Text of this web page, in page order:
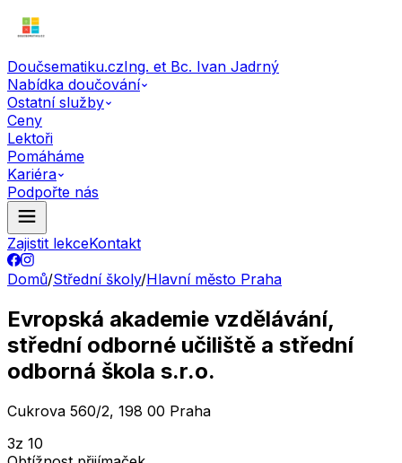
Doučsematiku.czIng. et Bc. Ivan Jadrný
Nabídka doučování
Ostatní služby
Ceny
Lektoři
Pomáháme
Kariéra
Podpořte nás
Zajistit lekceKontakt
Domů/Střední školy/Hlavní město Praha
Evropská akademie vzdělávání,
střední odborné učiliště a střední
odborná škola s.r.o.
Cukrova 560/2, 198 00 Praha
3z 10